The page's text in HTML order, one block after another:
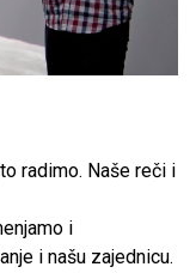
radimo. Naše reči i
i
i našu zajednicu.